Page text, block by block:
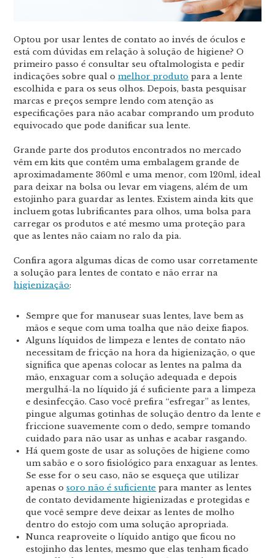
Optou por usar lentes de contato ao invés de óculos e
está com dúvidas em relação à solução de higiene? O
primeiro passo é consultar seu oftalmologista e pedir
indicações sobre qual omelhor produto para a lente
escolhida e para os seus olhos. Depois, basta pesquisar
marcas e preços sempre lendo com atenção as
especificações para não acabar comprando um produto
equivocado que pode danificar sua lente.
Grande parte dos produtos encontrados no mercado
vêm em kits que contêm uma embalagem grande de
aproximadamente 360ml e uma menor, com 120ml, ideal
para deixar na bolsa ou levar em viagens, além de um
estojinho para guardar as lentes. Existem ainda kits que
incluem gotas lubrificantes para olhos, uma bolsa para
carregar os produtos e até mesmo uma proteção para
que as lentes não caiam no ralo da pia.
Confira agora algumas dicas de como usar corretamente
a solução para lentes de contato e não errar na
higienização:
Sempre que for manusear suas lentes, lave bem as
mãos e seque com uma toalha que não deixe fiapos.
Alguns líquidos de limpeza e lentes de contato não
necessitam de fricção na hora da higienização, o que
significa que apenas colocar as lentes na palma da
mão, enxaguar com a solução adequada e depois
mergulhá-la no líquido já é suficiente para a limpeza
e desinfecção. Caso você prefira “esfregar” as lentes,
pingue algumas gotinhas de solução dentro da lente e
friccione suavemente com o dedo, sempre tomando
cuidado para não usar as unhas e acabar rasgando.
Há quem goste de usar as soluções de higiene como
um sabão e o soro fisiológico para enxaguar as lentes.
Se esse for o seu caso, não se esqueça que utilizar
apenas osoro não é suficiente para manter as lentes
de contato devidamente higienizadas e protegidas e
que você sempre deve deixar as lentes de molho
dentro do estojo com uma solução apropriada.
Nunca reaproveite o líquido antigo que ficou no
estojinho das lentes, mesmo que elas tenham ficado